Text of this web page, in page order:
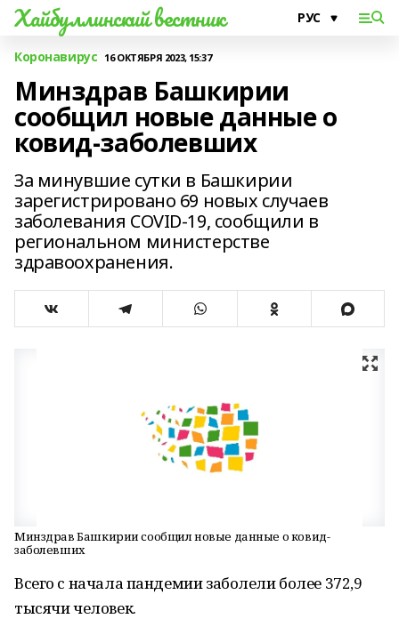
Хайбуллинский вестник
Коронавирус 16 ОКТЯБРЯ 2023, 15:37
Минздрав Башкирии
сообщил новые данные о
ковид-заболевших
За минувшие сутки в Башкирии
зарегистрировано 69 новых случаев
заболевания COVID-19, сообщили в
региональном министерстве
здравоохранения.
Минздрав Башкирии сообщил новые данные о ковид-
заболевших
Всего с начала пандемии заболели более 372,9
тысячи человек.